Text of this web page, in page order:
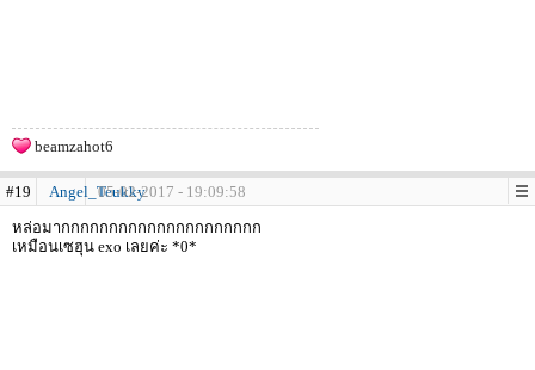
beamzahot6
#19 Angel_Teukky05-02-2017 - 19:09:58
หล่อมากกกกกกกกกกกกกกกกกกกกก
เหมือนเซฮุน exo เลยค่ะ *0*